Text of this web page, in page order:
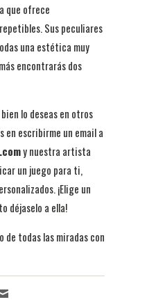
que ofrece
Sus peculiares
una estética muy
encontrarás dos
lo deseas en otros
en escribirme un email a
y nuestra artista
un juego para ti,
¡Elige un
déjaselo a ella!
de todas las miradas con